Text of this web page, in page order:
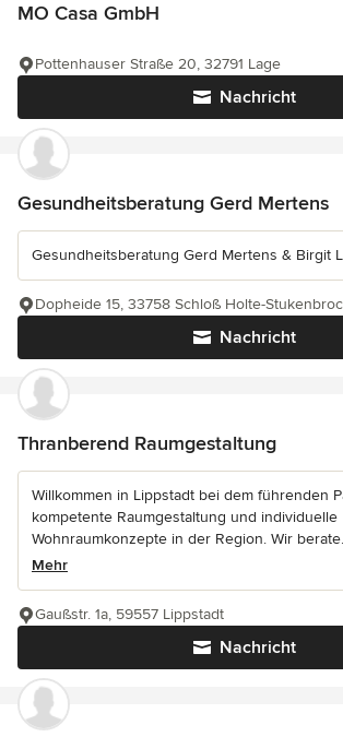
MO Casa GmbH
Nachricht
Pottenhauser Straße 20, 32791 Lage
Gesundheitsberatung Gerd Mertens
Gesundheitsberatung Gerd Mertens & Birgit
Nachricht
Dopheide 15, 33758 Schloß Holte-
Thranberend Raumgestaltung
Willkommen in Lippstadt bei dem führenden
kompetente Raumgestaltung und individuelle
Wohnraumkonzepte in der Region. Wir
Mehr
Nachricht
Gaußstr. 1a, 59557 Lippstadt